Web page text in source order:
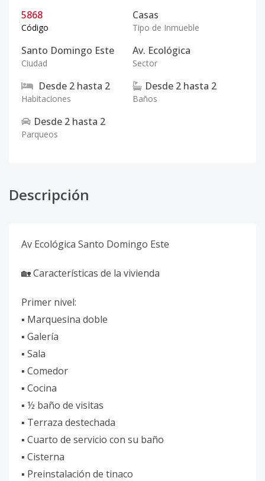
5868
Código
Casas
Tipo de Inmueble
Santo Domingo Este
Ciudad
Av. Ecológica
Sector
Desde 2 hasta 2
Habitaciones
Desde 2 hasta 2
Baños
Desde 2 hasta 2
Parqueos
Descripción
Av Ecológica Santo Domingo Este
🏡 Características de la vivienda
Primer nivel:
▪️ Marquesina doble
▪️ Galería
▪️ Sala
▪️ Comedor
▪️ Cocina
▪️ ½ baño de visitas
▪️ Terraza destechada
▪️ Cuarto de servicio con su baño
▪️ Cisterna
▪️ Preinstalación de tinaco